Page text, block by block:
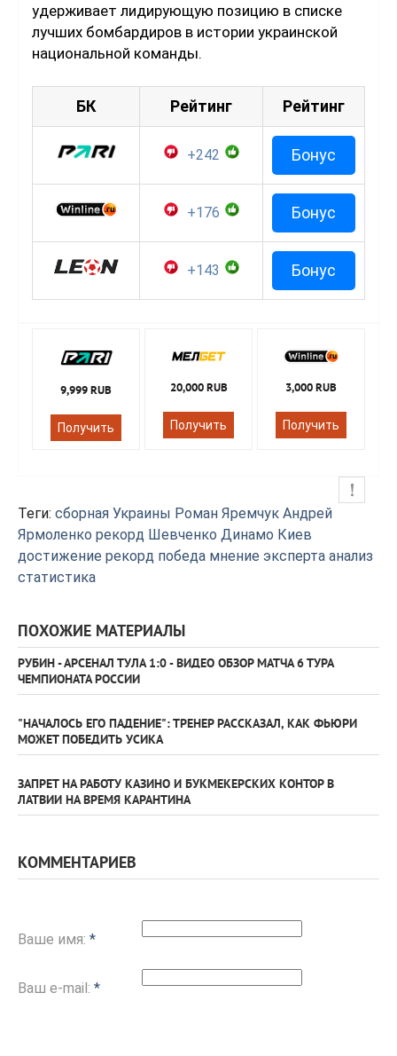
удерживает лидирующую позицию в списке
лучших бомбардиров в истории украинской
национальной команды.
БК Рейтинг Рейтинг
+242 Бонус
+176 Бонус
+143 Бонус
9,999 RUB
Получить
20,000 RUB
Получить
3,000 RUB
Получить
Теги: сборная Украины Роман Яремчук Андрей
Ярмоленко рекорд Шевченко Динамо Киев
достижение рекорд победа мнение эксперта анализ
статистика
ПОХОЖИЕ МАТЕРИАЛЫ
РУБИН - АРСЕНАЛ ТУЛА 1:0 - ВИДЕО ОБЗОР МАТЧА 6 ТУРА
ЧЕМПИОНАТА РОССИИ
"НАЧАЛОСЬ ЕГО ПАДЕНИЕ": ТРЕНЕР РАССКАЗАЛ, КАК ФЬЮРИ
МОЖЕТ ПОБЕДИТЬ УСИКА
ЗАПРЕТ НА РАБОТУ КАЗИНО И БУКМЕКЕРСКИХ КОНТОР В
ЛАТВИИ НА ВРЕМЯ КАРАНТИНА
КОММЕНТАРИЕВ
Ваше имя: *
Ваш e-mail: *